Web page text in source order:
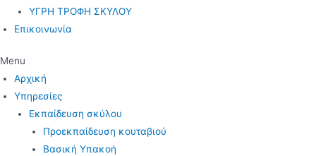
ΥΓΡΗ ΤΡΟΦΗ ΣΚΥΛΟΥ
Επικοινωνία
Menu
Αρχική
Υπηρεσίες
Εκπαίδευση σκύλου
Προεκπαίδευση κουταβιού
Βασική Υπακοή